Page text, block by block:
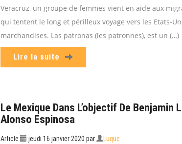
Veracruz, un groupe de femmes vient en aide aux
qui tentent le long et périlleux voyage vers les Etats-
marchandises. Las patronas (les patronnes), est un (…)
Lire la suite
Le Mexique Dans L’objectif De Benjamin
Alonso Espinosa
Article jeudi 16 janvier 2020 par Luque